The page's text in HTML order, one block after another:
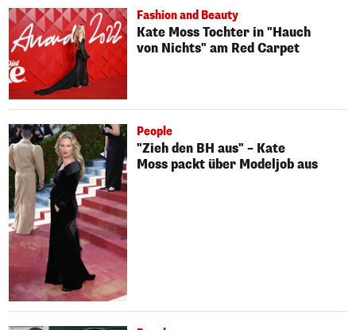
Fashion and Beauty
Kate Moss Tochter in "Hauch
von Nichts" am Red Carpet
People
"Zieh den BH aus" – Kate
Moss packt über Modeljob aus